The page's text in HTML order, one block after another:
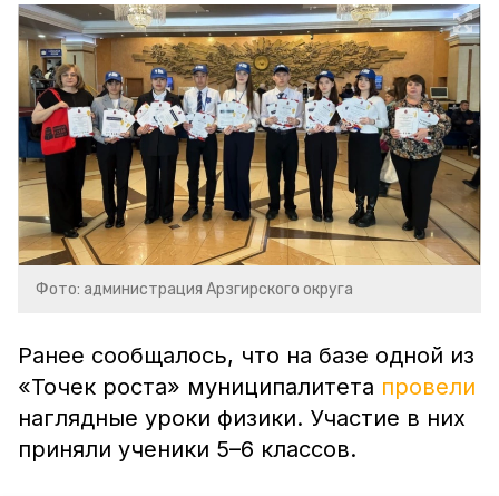
Фото: администрация Арзгирского округа
Ранее сообщалось, что на базе одной из
«Точек роста» муниципалитета провели
наглядные уроки физики. Участие в них
приняли ученики 5–6 классов.